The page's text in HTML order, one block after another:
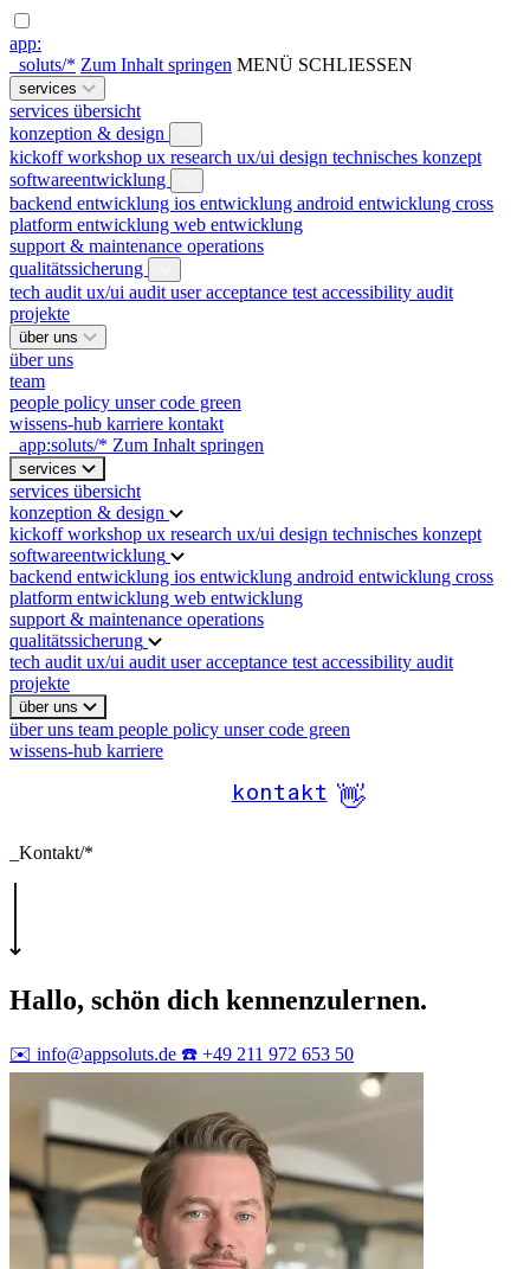
app:
_soluts/* Zum Inhalt springen MENÜ SCHLIESSEN
services
services übersicht
konzeption & design
kickoff workshop ux research ux/ui design technisches konzept
softwareentwicklung
backend entwicklung ios entwicklung android entwicklung cross
platform entwicklung web entwicklung
support & maintenance operations
qualitätssicherung
tech audit ux/ui audit user acceptance test accessibility audit
projekte
über uns
über uns
team
people policy unser code green
wissens-hub karriere kontakt
_app:soluts/* Zum Inhalt springen
services
services übersicht
konzeption & design
kickoff workshop ux research ux/ui design technisches konzept
softwareentwicklung
backend entwicklung ios entwicklung android entwicklung cross
platform entwicklung web entwicklung
support & maintenance operations
qualitätssicherung
tech audit ux/ui audit user acceptance test accessibility audit
projekte
über uns
über uns team people policy unser code green
wissens-hub karriere
kontakt 👋
_Kontakt/*
Hallo, schön dich kennenzulernen.
✉️ info@appsoluts.de ☎️ +49 211 972 653 50